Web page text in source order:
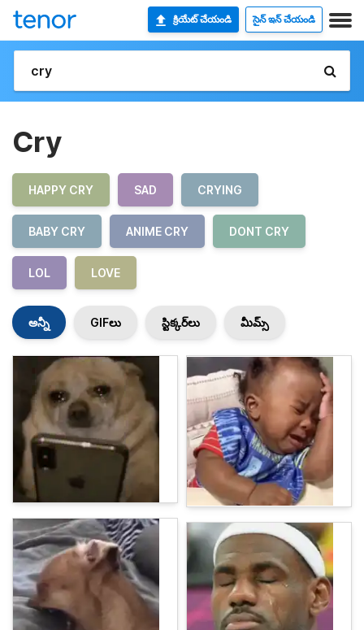
క్రియేట్ చేయండి సైన్ ఇన్ చేయండి
Cry
HAPPY CRY SAD CRYING
BABY CRY ANIME CRY DONT CRY
LOL LOVE
అన్నీ GIFలు స్టిక్కర్‌లు మీమ్స్